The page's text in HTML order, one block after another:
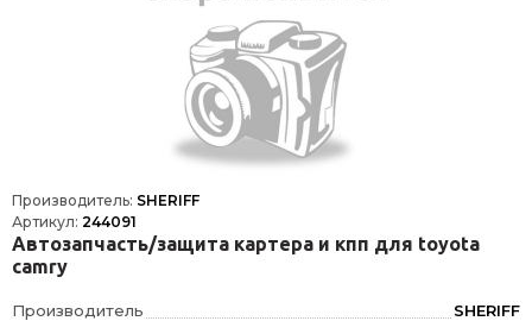
Производитель: SHERIFF
Артикул: 244091
Автозапчасть/защита картера и кпп для toyota
camry
Производитель
SHERIFF